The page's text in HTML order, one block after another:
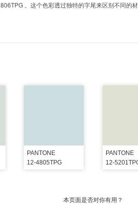
。这个色彩透过独特的字尾来区别不同
PANTONE
12-4805TPG
PANTONE
12-
本页面是否对你有用？